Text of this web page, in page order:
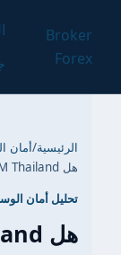
Broker
Forex
الرئيسية/أمان
هل EXIM Thailand آمن أم عملية احتيال؟ تحليل تنظيمي معمّق
تحليل أمان